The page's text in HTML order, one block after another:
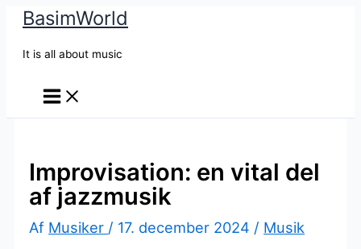
BasimWorld
It is all about music
Improvisation: en vital del
af jazzmusik
Af Musiker / 17. december 2024 / Musik